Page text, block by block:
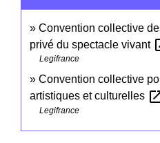
Convention collective
privé du spectacle vivant
Legifrance
Convention collective
artistiques et culturelles
Legifrance